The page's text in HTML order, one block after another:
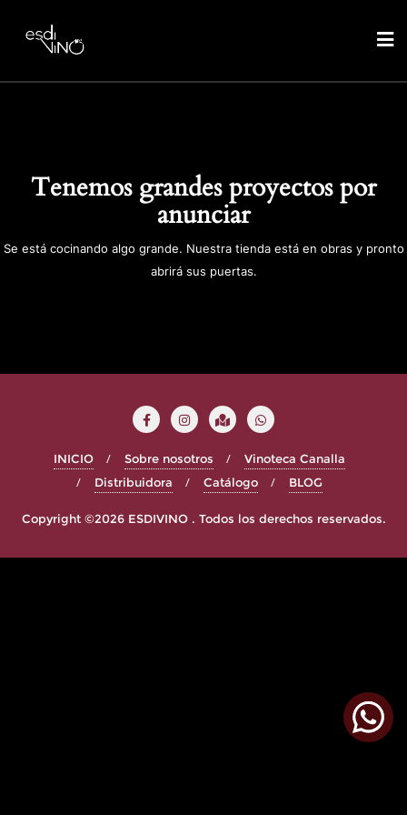
Tenemos grandes proyectos por
anunciar
Se está cocinando algo grande. Nuestra tienda está en obras y pronto
abrirá sus puertas.
INICIO Sobre nosotros
Vinoteca Canalla
Distribuidora
Catálogo BLOG
Copyright ©2026 ESDIVINO . Todos los derechos reservados.